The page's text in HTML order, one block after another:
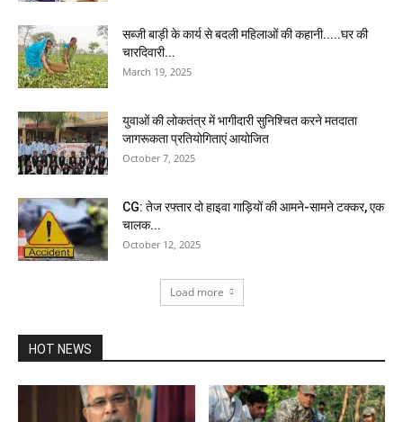
सब्जी बाड़ी के कार्य से बदली महिलाओं की कहानी.....घर की
चारदिवारी...
March 19, 2025
युवाओं की लोकतंत्र में भागीदारी सुनिश्चित करने मतदाता
जागरूकता प्रतियोगिताएं आयोजित
October 7, 2025
CG: तेज रफ्तार दो हाइवा गाड़ियों की आमने-सामने टक्कर, एक
चालक...
October 12, 2025
Load more
HOT NEWS